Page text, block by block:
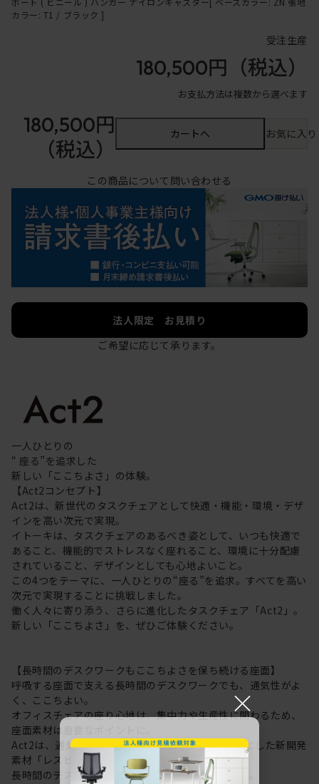
カラー: T1 / ブラック ]
受注生産
180,500円 （税込）
お支払方法は複数から選べます
180,500円
（税込）
カートへ お気に入
この商品について問い合わせる
法人限定 お見積り
ご希望に応じて承ります。
一人ひとりの
“ 座る”を追求した
新しい「ここちよさ」の体験。
【Act2コンセプト】
Act2は、新世代のタスクチェアとして快適・機能・環境・デザ
インを高い次元で実現。
イトーキは、タスクチェアのあるべき姿として、いつも快適で
あること、機能的でストレスなく座れること、環境に十分配慮
されていること、デザインとしても心地よいこと。
この4つをテーマに、一人ひとりの“座る”を追求。すべてを高い
次元で実現することに挑戦しました。
働く人々に寄り添う、さらに進化したタスクチェア「Act2」。
新しい「ここちよさ」を、ぜひご体験ください。
【長時間のデスクワークもここちよさを保ち続ける座面】
呼吸する座面で支える長時間のデスクワークでも、通気性がよ
く、ここちよい。
オフィスチェアの座り心地は、集中力や生産性に関わるため、
座面素材は重要なポイントに。
Act2は、通気性にすぐれた “呼吸する座面”を可能にした新開発
素材「レスピテック」を採用。
長時間のデスクワークもここちよさを保ち続けます。
×